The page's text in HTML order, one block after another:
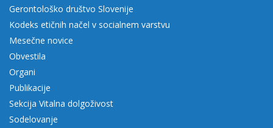
Gerontološko društvo Slovenije
Kodeks etičnih načel v socialnem varstvu
Mesečne novice
Obvestila
Organi
Publikacije
Sekcija Vitalna dolgoživost
Sodelovanje